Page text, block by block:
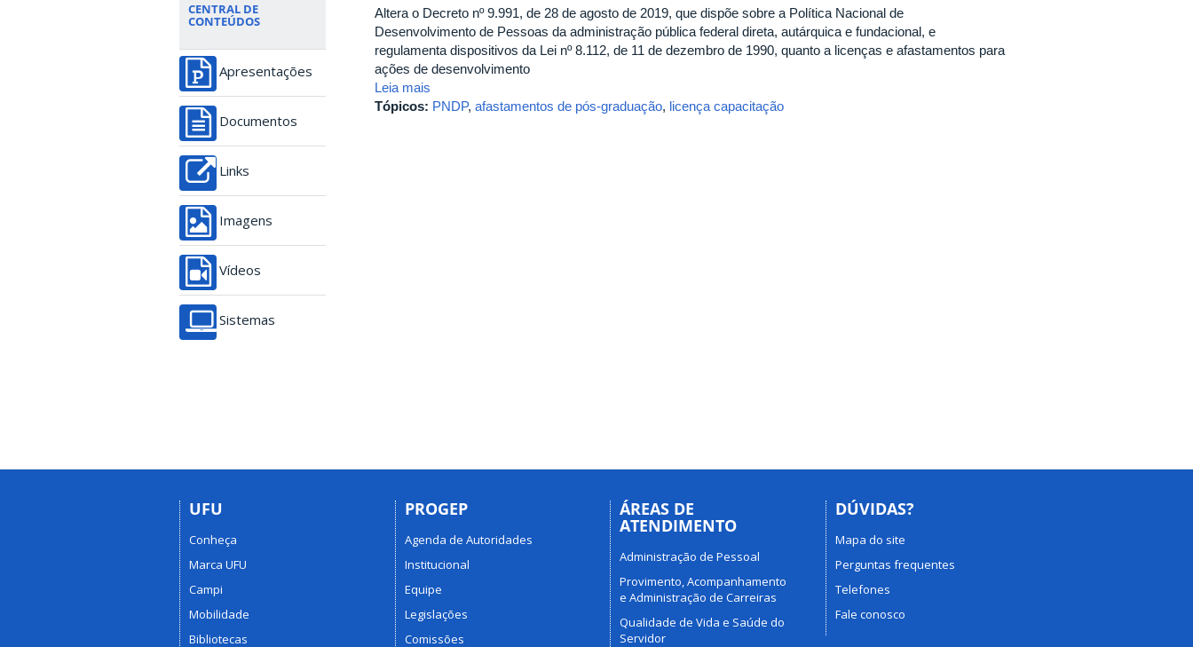
CENTRAL DE
CONTEÚDOS
Apresentações
Documentos
Links
Imagens
Vídeos
Sistemas
Altera o Decreto nº 9.991, de 28 de agosto de 2019, que dispõe sobre a Política Nacional de
Desenvolvimento de Pessoas da administração pública federal direta, autárquica e fundacional, e
regulamenta dispositivos da Lei nº 8.112, de 11 de dezembro de 1990, quanto a licenças e afastamentos para
ações de desenvolvimento
Leia mais
Tópicos: PNDP, afastamentos de pós-graduação, licença capacitação
UFU
Conheça
Marca UFU
Campi
Mobilidade
Bibliotecas
PROGEP
Agenda de Autoridades
Institucional
Equipe
Legislações
Comissões
ÁREAS DE
ATENDIMENTO
Administração de Pessoal
Provimento, Acompanhamento
e Administração de Carreiras
Qualidade de Vida e Saúde do
Servidor
DÚVIDAS?
Mapa do site
Perguntas frequentes
Telefones
Fale conosco